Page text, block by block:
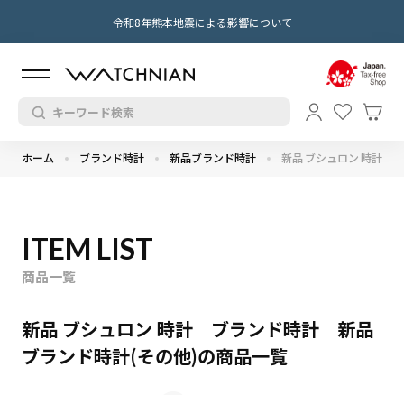
令和8年熊本地震による影響について
ホーム ブランド時計 新品ブランド時計 新品 ブシュロン 時計
ITEM LIST
商品一覧
新品 ブシュロン 時計 ブランド時計 新品
ブランド時計(その他)の商品一覧